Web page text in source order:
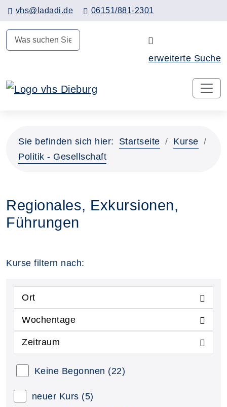
vhs@ladadi.de 06151/881-2301
erweiterte Suche
Hauptinhalt anspringen
Sie befinden sich hier: Startseite
Kurse
Politik - Gesellschaft
Regionales, Exkursionen,
Führungen
Kurse filtern nach:
Ort
Wochentage
Zeitraum
Keine Begonnen (22)
neuer Kurs (5)